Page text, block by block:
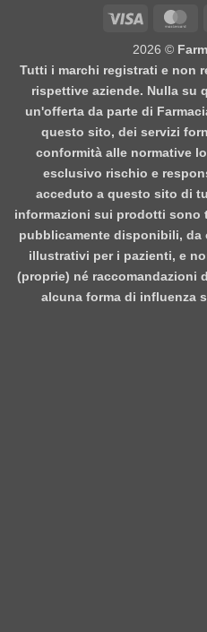
Visa
2026 ©
Tutti i marchi registrati e non
rispettive aziende. Nulla su
un'offerta da parte di
questo sito, dei servizi
conformità alle normative
esclusivo rischio e
acceduto a questo sito di
informazioni sui prodotti sono
pubblicamente disponibili,
illustrativi per i pazienti, e
(proprie) né raccomandazioni
alcuna forma di influenza